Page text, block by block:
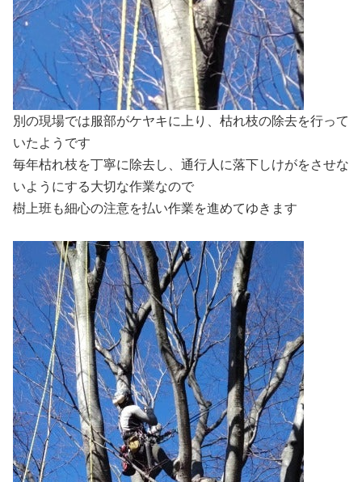
別の現場では服部がケヤキに上り、枯れ枝の除去を行って
いたようです
毎年枯れ枝を丁寧に除去し、通行人に落下しけがをさせな
いようにする大切な作業なので
樹上班も細心の注意を払い作業を進めてゆきます